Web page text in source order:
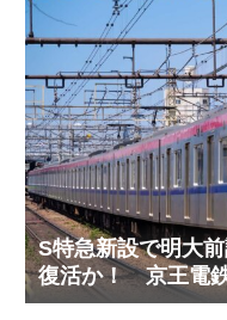
S特急新設で明大
復活か！ 京王電
以降予定)